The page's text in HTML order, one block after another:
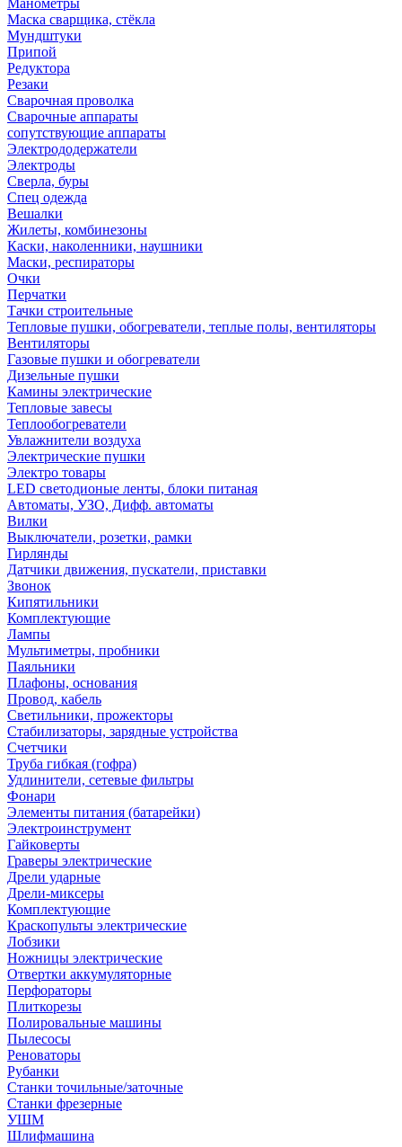
Манометры
Маска сварщика, стёкла
Мундштуки
Припой
Редуктора
Резаки
Сварочная проволка
Сварочные аппараты
сопутствующие аппараты
Электрододержатели
Электроды
Сверла, буры
Спец одежда
Вешалки
Жилеты, комбинезоны
Каски, наколенники, наушники
Маски, респираторы
Очки
Перчатки
Тачки строительные
Тепловые пушки, обогреватели, теплые полы, вентиляторы
Вентиляторы
Газовые пушки и обогреватели
Дизельные пушки
Камины электрические
Тепловые завесы
Теплообогреватели
Увлажнители воздуха
Электрические пушки
Электро товары
LED светодионые ленты, блоки питаная
Автоматы, УЗО, Дифф. автоматы
Вилки
Выключатели, розетки, рамки
Гирлянды
Датчики движения, пускатели, приставки
Звонок
Кипятильники
Комплектующие
Лампы
Мультиметры, пробники
Паяльники
Плафоны, основания
Провод, кабель
Светильники, прожекторы
Стабилизаторы, зарядные устройства
Счетчики
Труба гибкая (гофра)
Удлинители, сетевые фильтры
Фонари
Элементы питания (батарейки)
Электроинструмент
Гайковерты
Граверы электрические
Дрели ударные
Дрели-миксеры
Комплектующие
Краскопульты электрические
Лобзики
Ножницы электрические
Отвертки аккумуляторные
Перфораторы
Плиткорезы
Полировальные машины
Пылесосы
Реноваторы
Рубанки
Станки точильные/заточные
Станки фрезерные
УШМ
Шлифмашина